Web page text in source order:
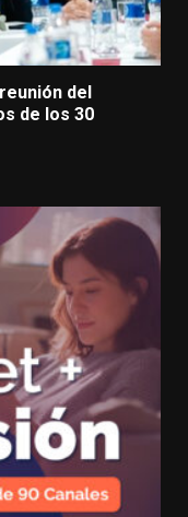
del
de los 30